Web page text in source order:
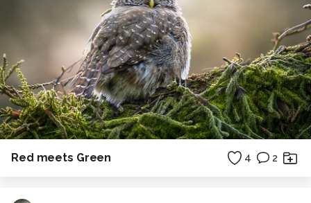
Red meets Green 4 2